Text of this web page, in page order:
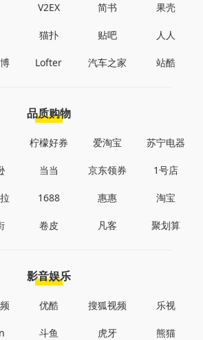
V2EX 简书 果壳
猫扑 贴吧 人人
Lofter 汽车之家 站酷
品质购物
柠檬好券 爱淘宝 苏宁电器
当当 京东领券 1号店
1688 惠惠 淘宝
卷皮 凡客 聚划算
影音娱乐
优酷 搜狐视频 乐视
斗鱼 虎牙 熊猫